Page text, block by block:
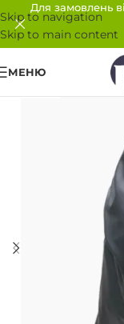
Skip to navigation
Skip to main content
Для замовлень
МЕНЮ